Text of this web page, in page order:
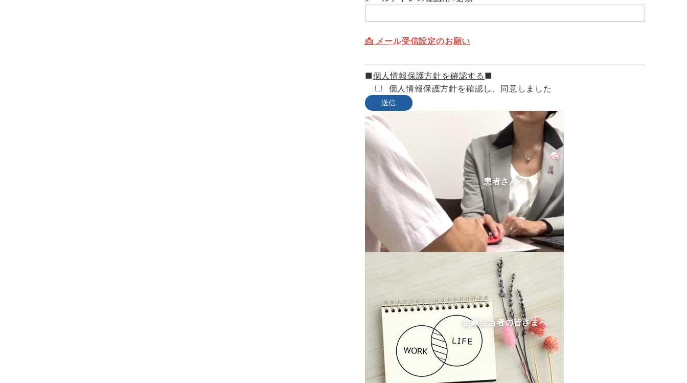
📩 メール受信設定のお願い
■個人情報保護方針を確認する ■
個人情報保護方針を確認し、同意しました
患者さんへ
企業担当者の皆さまへ